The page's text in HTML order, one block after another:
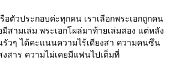
อตัวประกอบค่ะทุกคน เราเลือกพระเอกถูกคน
สามเล่ม พระเอกโผล่มาท้ายเล่มสอง แต่หลัง
วๆ ได้คะแนนความไร้เดียงสา ความคนซึน
สาร ความไม่เคยมีแฟนไปเต็มที่